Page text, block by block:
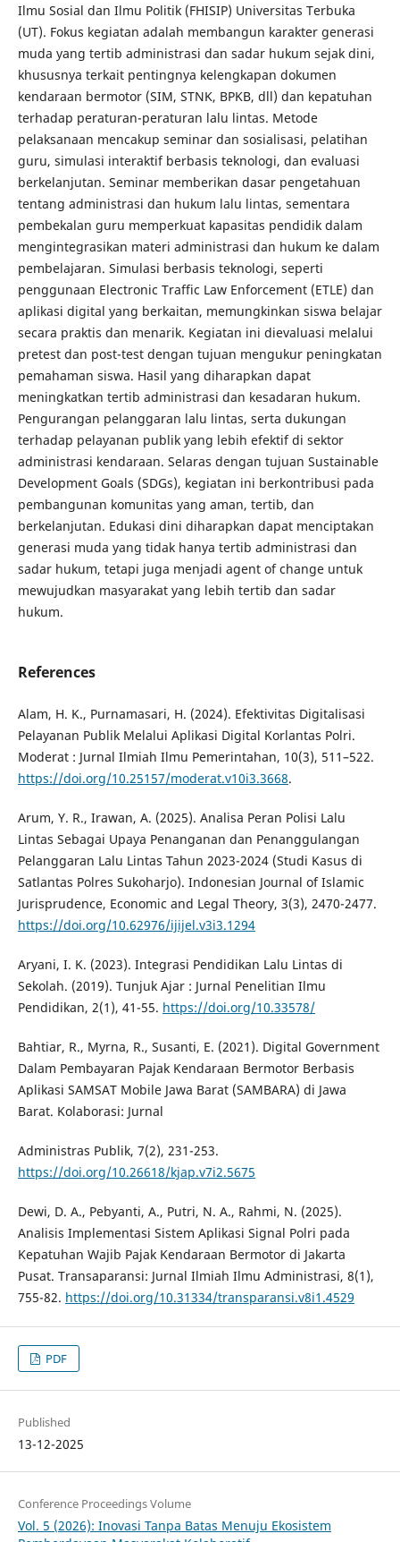
Ilmu Sosial dan Ilmu Politik (FHISIP) Universitas Terbuka
(UT). Fokus kegiatan adalah membangun karakter generasi
muda yang tertib administrasi dan sadar hukum sejak dini,
khususnya terkait pentingnya kelengkapan dokumen
kendaraan bermotor (SIM, STNK, BPKB, dll) dan kepatuhan
terhadap peraturan-peraturan lalu lintas. Metode
pelaksanaan mencakup seminar dan sosialisasi, pelatihan
guru, simulasi interaktif berbasis teknologi, dan evaluasi
berkelanjutan. Seminar memberikan dasar pengetahuan
tentang administrasi dan hukum lalu lintas, sementara
pembekalan guru memperkuat kapasitas pendidik dalam
mengintegrasikan materi administrasi dan hukum ke dalam
pembelajaran. Simulasi berbasis teknologi, seperti
penggunaan Electronic Traffic Law Enforcement (ETLE) dan
aplikasi digital yang berkaitan, memungkinkan siswa belajar
secara praktis dan menarik. Kegiatan ini dievaluasi melalui
pretest dan post-test dengan tujuan mengukur peningkatan
pemahaman siswa. Hasil yang diharapkan dapat
meningkatkan tertib administrasi dan kesadaran hukum.
Pengurangan pelanggaran lalu lintas, serta dukungan
terhadap pelayanan publik yang lebih efektif di sektor
administrasi kendaraan. Selaras dengan tujuan Sustainable
Development Goals (SDGs), kegiatan ini berkontribusi pada
pembangunan komunitas yang aman, tertib, dan
berkelanjutan. Edukasi dini diharapkan dapat menciptakan
generasi muda yang tidak hanya tertib administrasi dan
sadar hukum, tetapi juga menjadi agent of change untuk
mewujudkan masyarakat yang lebih tertib dan sadar
hukum.
References
Alam, H. K., Purnamasari, H. (2024). Efektivitas Digitalisasi
Pelayanan Publik Melalui Aplikasi Digital Korlantas Polri.
Moderat : Jurnal Ilmiah Ilmu Pemerintahan, 10(3), 511–522.
https://doi.org/10.25157/moderat.v10i3.3668.
Arum, Y. R., Irawan, A. (2025). Analisa Peran Polisi Lalu
Lintas Sebagai Upaya Penanganan dan Penanggulangan
Pelanggaran Lalu Lintas Tahun 2023-2024 (Studi Kasus di
Satlantas Polres Sukoharjo). Indonesian Journal of Islamic
Jurisprudence, Economic and Legal Theory, 3(3), 2470-2477.
https://doi.org/10.62976/ijijel.v3i3.1294
Aryani, I. K. (2023). Integrasi Pendidikan Lalu Lintas di
Sekolah. (2019). Tunjuk Ajar : Jurnal Penelitian Ilmu
Pendidikan, 2(1), 41-55. https://doi.org/10.33578/
Bahtiar, R., Myrna, R., Susanti, E. (2021). Digital Government
Dalam Pembayaran Pajak Kendaraan Bermotor Berbasis
Aplikasi SAMSAT Mobile Jawa Barat (SAMBARA) di Jawa
Barat. Kolaborasi: Jurnal
Administras Publik, 7(2), 231-253.
https://doi.org/10.26618/kjap.v7i2.5675
Dewi, D. A., Pebyanti, A., Putri, N. A., Rahmi, N. (2025).
Analisis Implementasi Sistem Aplikasi Signal Polri pada
Kepatuhan Wajib Pajak Kendaraan Bermotor di Jakarta
Pusat. Transaparansi: Jurnal Ilmiah Ilmu Administrasi, 8(1),
755-82. https://doi.org/10.31334/transparansi.v8i1.4529
PDF
Published
13-12-2025
Conference Proceedings Volume
Vol. 5 (2026): Inovasi Tanpa Batas Menuju Ekosistem